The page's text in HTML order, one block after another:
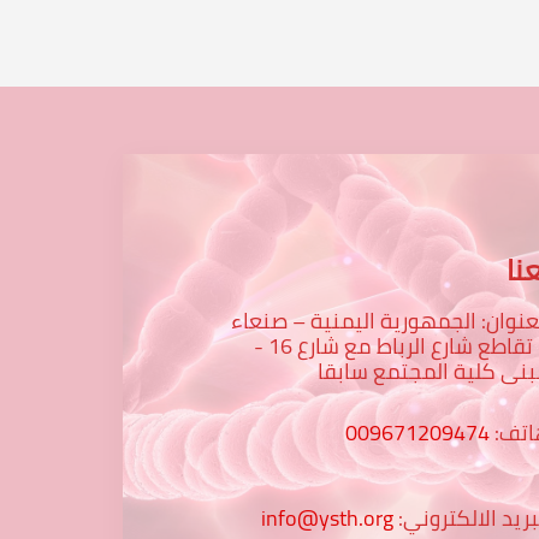
الجمهورية اليمنية – صنعاء
– تقاطع شارع الرباط مع شارع 16 -
كلية المجتمع سابقا
009671209474
الالكتروني:info@ysth.org